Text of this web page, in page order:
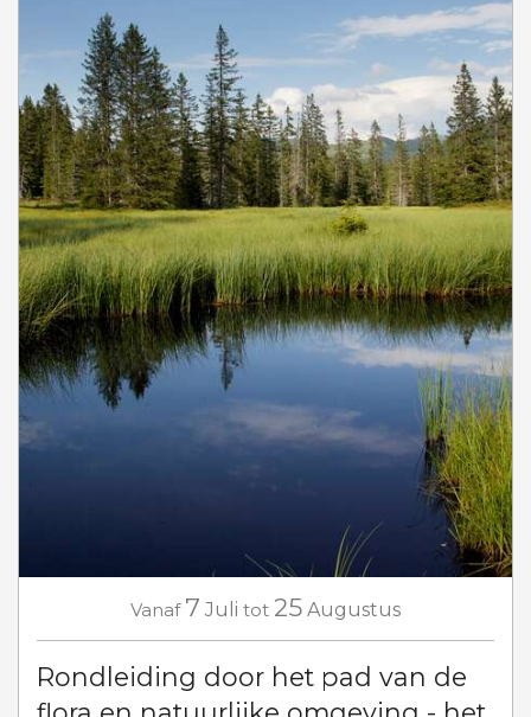
Vanaf 7 Juli tot 25 Augustus
Rondleiding door het pad van de